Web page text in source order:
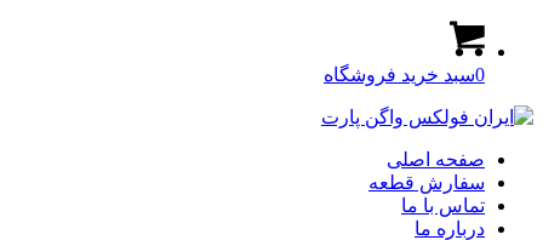
0سبد خرید فروشگاه
صفحه اصلی
سفارش قطعه
تماس با ما
درباره ما